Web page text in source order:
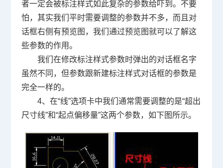
者一定会被标注样式如此复杂的参数给吓到。不要
怕，其实我们平时需要调整的参数并不多，而且对
话框右侧有预览图，我们通过预览图就可以了解这
些参数的作用。
我们在修改标注样式参数时弹出的对话框名字
虽然不同，但参数跟新建标注样式对话框的参数是
完全一样的。
4、在“线”选项卡中我们通常需要调整的是“超出
尺寸线”和“起点偏移量”这两个参数，如下图所示。